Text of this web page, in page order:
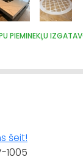
PIEMINEKĻU
šeit!
1005